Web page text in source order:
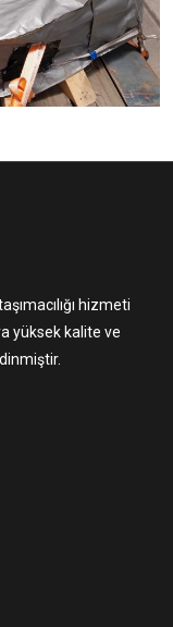
hizmeti
yüksek kalite ve